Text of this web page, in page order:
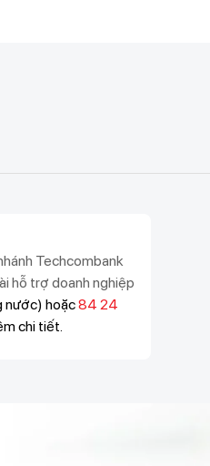
Techcombank
hỗ trợ doanh nghiệp
nước) hoặc84 24
chi tiết.